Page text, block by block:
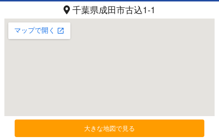
千葉県成田市古込1-1
大きな地図で見る